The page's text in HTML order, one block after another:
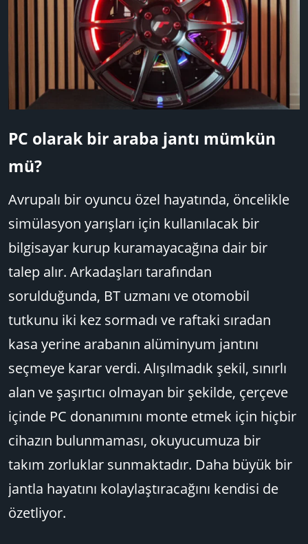
PC olarak bir araba jantı mümkün
mü?​
Avrupalı bir oyuncu özel hayatında, öncelikle
simülasyon yarışları için kullanılacak bir
bilgisayar kurup kuramayacağına dair bir
talep alır. Arkadaşları tarafından
sorulduğunda, BT uzmanı ve otomobil
tutkunu iki kez sormadı ve raftaki sıradan
kasa yerine arabanın alüminyum jantını
seçmeye karar verdi. Alışılmadık şekil, sınırlı
alan ve şaşırtıcı olmayan bir şekilde, çerçeve
içinde PC donanımını monte etmek için hiçbir
cihazın bulunmaması, okuyucumuza bir
takım zorluklar sunmaktadır. Daha büyük bir
jantla hayatını kolaylaştıracağını kendisi de
özetliyor.